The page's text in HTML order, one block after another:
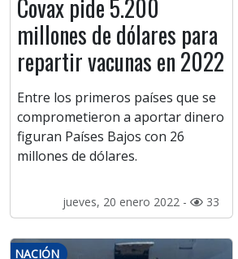
Covax pide 5.200
millones de dólares para
repartir vacunas en 2022
Entre los primeros países que se
comprometieron a aportar dinero
figuran Países Bajos con 26
millones de dólares.
jueves, 20 enero 2022 - 33
NACIÓN